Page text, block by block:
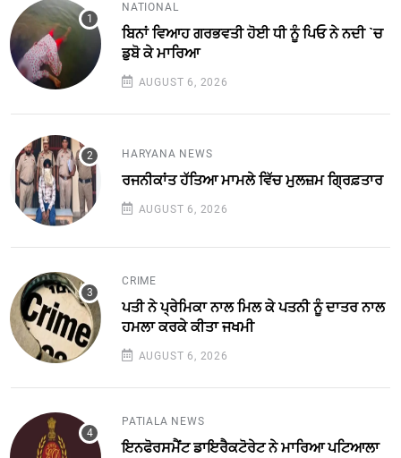
NATIONAL
ਬਿਨਾਂ ਵਿਆਹ ਗਰਭਵਤੀ ਹੋਈ ਧੀ ਨੂੰ ਪਿਓ ਨੇ ਨਦੀ `ਚ
ਡੁਬੋ ਕੇ ਮਾਰਿਆ
AUGUST 6, 2026
HARYANA NEWS
ਰਜਨੀਕਾਂਤ ਹੱਤਿਆ ਮਾਮਲੇ ਵਿੱਚ ਮੁਲਜ਼ਮ ਗ੍ਰਿਫ਼ਤਾਰ
AUGUST 6, 2026
CRIME
ਪਤੀ ਨੇ ਪ੍ਰੇਮਿਕਾ ਨਾਲ ਮਿਲ ਕੇ ਪਤਨੀ ਨੂੰ ਦਾਤਰ ਨਾਲ
ਹਮਲਾ ਕਰਕੇ ਕੀਤਾ ਜਖਮੀ
AUGUST 6, 2026
PATIALA NEWS
ਇਨਫੋਰਸਮੈਂਟ ਡਾਇਰੈਕਟੋਰੇਟ ਨੇ ਮਾਰਿਆ ਪਟਿਆਲਾ